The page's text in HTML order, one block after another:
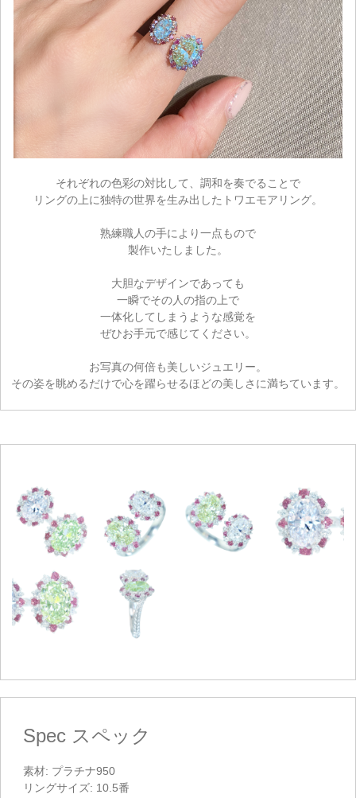
それぞれの色彩の対比して、調和を奏でることで
リングの上に独特の世界を生み出したトワエモアリング。
熟練職人の手により一点もので
製作いたしました。
大胆なデザインであっても
一瞬でその人の指の上で
一体化してしまうような感覚を
ぜひお手元で感じてください。
お写真の何倍も美しいジュエリー。
その姿を眺めるだけで心を躍らせるほどの美しさに満ちています。
Spec スペック
素材: プラチナ950
リングサイズ: 10.5番